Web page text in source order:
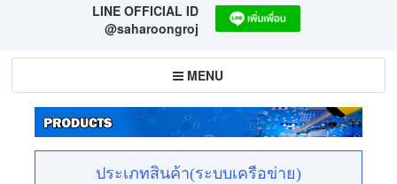
LINE OFFICIAL ID
@saharoongroj
Toggle
navigation
MENU
ประเภทสินค้า(ระบบเครือข่าย)